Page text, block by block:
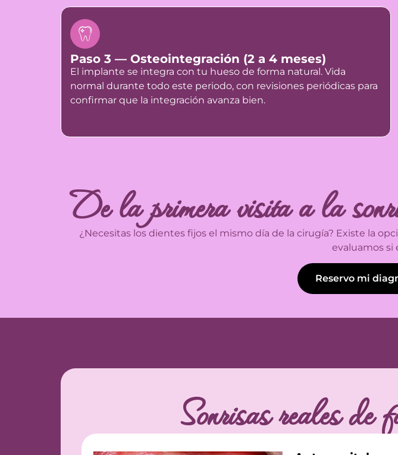
Paso 3 — Osteointegración (2 a 4 meses)
El implante se integra con tu hueso de forma natural. Vida
normal durante todo este periodo, con revisiones periódicas para
confirmar que la integración avanza bien.
De la primera visita a la
¿Necesitas los dientes fijos el mismo día de la cirugía? Existe la
evaluamos si
Reservo mi
Sonrisas reales